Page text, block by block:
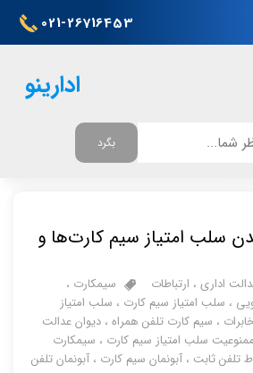
021-26716453
ادارینو
بگرد
سلب امتیاز سیم‌ کارت‌ها و
اداری ، ارتباطات سیمکارت ،
، سلب امتیاز سیم کارت ، سلب امتیاز
، سیم کارت تلفن همراه ،دیوان عدالت
ممنوعیت سلب امتیاز سیم کارت ، سیمکارت
تلفن ثابت ،آبونمان سیم کارت ،آبونمان تلفن